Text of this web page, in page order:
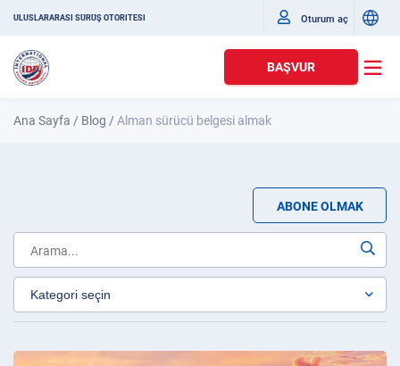
ULUSLARARASI SÜRÜŞ OTORITESI Oturum aç
BAŞVUR
Ana Sayfa / Blog /Alman sürücü belgesi almak
ABONE OLMAK